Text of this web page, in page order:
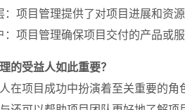
：项目管理提供了对项目进展和资
：项目管理确保项目交付的产品或
的受益人如此重要？
在项目成功中扮演着至关重要的